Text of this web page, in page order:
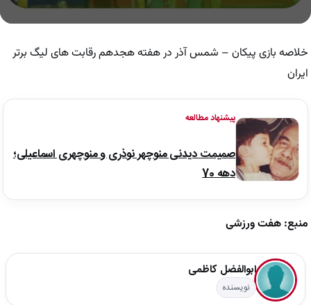
seconds
خلاصه بازی پیکان – شمس آذر در هفته هجدهم رقابت های لیگ برتر
ایران
پیشنهاد مطالعه
صمیمت دیدنی منوچهر نوذری و منوچهری اسماعیلی؛
دهه 70
منبع: هفت ورزشی
ابوالفضل کاظمی
نویسنده